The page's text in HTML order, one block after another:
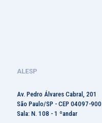
ALESP
Av. Pedro Álvares Cabral, 201
São Paulo/SP - CEP 04097-900
Sala: N. 108 - 1 ºandar